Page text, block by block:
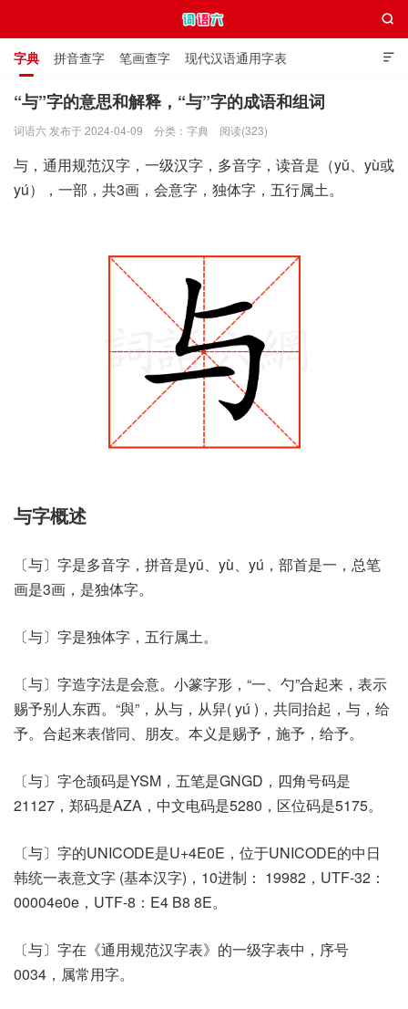

字典 拼音查字 笔画查字 现代汉语通用字表
通用规范汉字表 叠字大全 独体字大全 极简英语词典

“与”字的意思和解释，“与”字的成语和组词
词语六 发布于 2024-04-09 分类： 字典 阅读(323)
与，通用规范汉字，一级汉字，多音字，读音是（yǔ、yù或
yú），一部，共3画，会意字，独体字，五行属土。
与字概述
〔与〕字是多音字，拼音是yǔ、yù、yú，部首是一，总笔
画是3画，是独体字。
〔与〕字是独体字，五行属土。
〔与〕字造字法是会意。小篆字形，“一、勺”合起来，表示
赐予别人东西。“與”，从与，从舁( yú )，共同抬起，与，给
予。合起来表偕同、朋友。本义是赐予，施予，给予。
〔与〕字仓颉码是YSM，五笔是GNGD，四角号码是
21127，郑码是AZA，中文电码是5280，区位码是5175。
〔与〕字的UNICODE是U+4E0E，位于UNICODE的中日
韩统一表意文字 (基本汉字)，10进制： 19982，UTF-32：
00004e0e，UTF-8：E4 B8 8E。
〔与〕字在《通用规范汉字表》的一级字表中，序号
0034，属常用字。